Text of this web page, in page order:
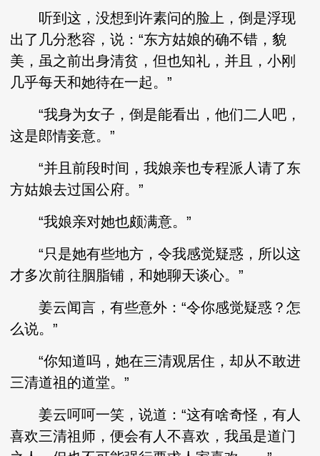
听到这，没想到许素问的脸上，倒是浮现
出了几分愁容，说：“东方姑娘的确不错，貌
美，虽之前出身清贫，但也知礼，并且，小刚
几乎每天和她待在一起。”
“我身为女子，倒是能看出，他们二人吧，
这是郎情妾意。”
“并且前段时间，我娘亲也专程派人请了东
方姑娘去过国公府。”
“我娘亲对她也颇满意。”
“只是她有些地方，令我感觉疑惑，所以这
才多次前往胭脂铺，和她聊天谈心。”
姜云闻言，有些意外：“令你感觉疑惑？怎
么说。”
“你知道吗，她在三清观居住，却从不敢进
三清道祖的道堂。”
姜云呵呵一笑，说道：“这有啥奇怪，有人
喜欢三清祖师，便会有人不喜欢，我虽是道门